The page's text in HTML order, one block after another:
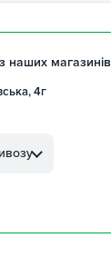
наших магазинів
4г
8а